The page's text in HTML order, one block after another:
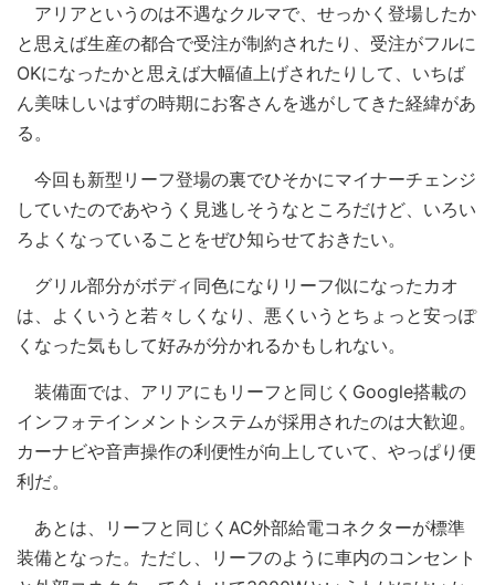
アリアというのは不遇なクルマで、せっかく登場したか
と思えば生産の都合で受注が制約されたり、受注がフルに
OKになったかと思えば大幅値上げされたりして、いちば
ん美味しいはずの時期にお客さんを逃がしてきた経緯があ
る。
今回も新型リーフ登場の裏でひそかにマイナーチェンジ
していたのであやうく見逃しそうなところだけど、いろい
ろよくなっていることをぜひ知らせておきたい。
グリル部分がボディ同色になりリーフ似になったカオ
は、よくいうと若々しくなり、悪くいうとちょっと安っぽ
くなった気もして好みが分かれるかもしれない。
装備面では、アリアにもリーフと同じくGoogle搭載の
インフォテインメントシステムが採用されたのは大歓迎。
カーナビや音声操作の利便性が向上していて、やっぱり便
利だ。
あとは、リーフと同じくAC外部給電コネクターが標準
装備となった。ただし、リーフのように車内のコンセント